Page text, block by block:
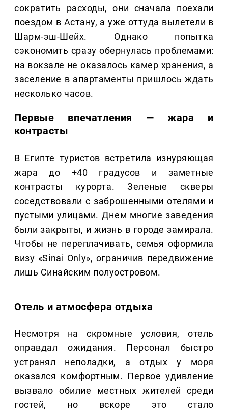
сократить расходы, они сначала поехали
поездом в Астану, а уже оттуда вылетели в
Шарм-эш-Шейх. Однако попытка
сэкономить сразу обернулась проблемами:
на вокзале не оказалось камер хранения, а
заселение в апартаменты пришлось ждать
несколько часов.
Первые впечатления — жара и
контрасты
В Египте туристов встретила изнуряющая
жара до +40 градусов и заметные
контрасты курорта. Зеленые скверы
соседствовали с заброшенными отелями и
пустыми улицами. Днем многие заведения
были закрыты, и жизнь в городе замирала.
Чтобы не переплачивать, семья оформила
визу «Sinai Only», ограничив передвижение
лишь Синайским полуостровом.
Отель и атмосфера отдыха
Несмотря на скромные условия, отель
оправдал ожидания. Персонал быстро
устранял неполадки, а отдых у моря
оказался комфортным. Первое удивление
вызвало обилие местных жителей среди
гостей, но вскоре это стало